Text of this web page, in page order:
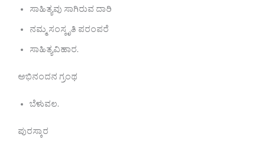
ಸಾಹಿತ್ಯವು ಸಾಗಿರುವ ದಾರಿ
ನಮ್ಮ ಸಂಸ್ಕೃತಿ ಪರಂಪರೆ
ಸಾಹಿತ್ಯವಿಹಾರ.
ಅಭಿನಂದನ ಗ್ರಂಥ
ಬೆಳುವಲ.
ಪುರಸ್ಕಾರ